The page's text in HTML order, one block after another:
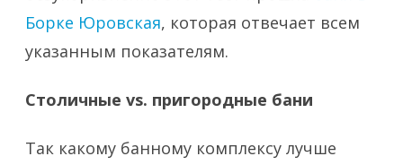
Борке Юровская, которая отвечает всем
указанным показателям.
Столичные vs. пригородные бани
Так какому банному комплексу лучше